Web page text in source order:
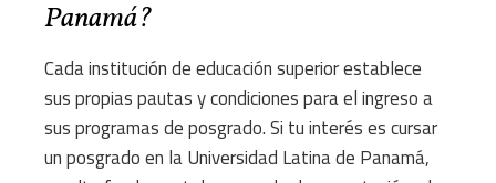
Panamá?
Cada institución de educación superior establece
sus propias pautas y condiciones para el ingreso a
sus programas de posgrado. Si tu interés es cursar
un posgrado en la Universidad Latina de Panamá,